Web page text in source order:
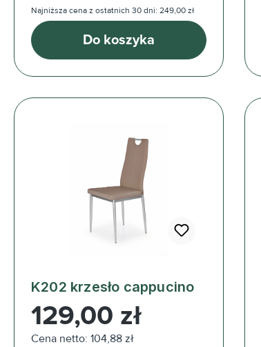
Najniższa cena z ostatnich 30 dni: 249,00 zł
Do koszyka
K202 krzesło cappucino
Cena regularna:
129,00 zł
Cena netto: 104,88 zł